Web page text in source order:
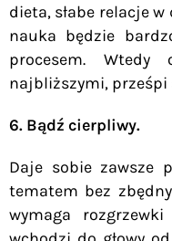
dieta, słabe relacje
nauka będzie
procesem.
najbliższymi, prześpi
6. Bądź cierpliwy.
Daje sobie zawsze
tematem bez
wymaga